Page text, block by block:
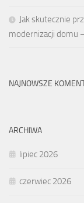
Jak skutecznie
modernizacji domu
NAJNOWSZE
ARCHIWA
lipiec 2026
czerwiec 2026